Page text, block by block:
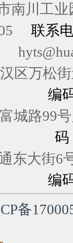
南川工
联系
区万松
编
区富
码
通东大
编
备